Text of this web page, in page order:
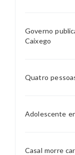
Governo
Caixego
Quatro
Adolescente
Casal morre